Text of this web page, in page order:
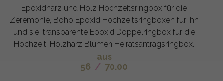
Epoxidharz und Holz Hochzeitsringbox für die
Zeremonie, Boho Epoxid Hochzeitsringboxen für ihn
und sie, transparente Epoxid Doppelringbox für die
Hochzeit, Holzharz Blumen Heiratsantragsringbox.
aus
56 / 70.00